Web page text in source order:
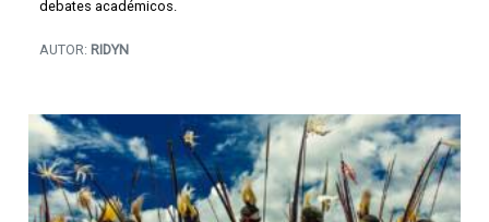
debates académicos.
AUTOR: RIDYN